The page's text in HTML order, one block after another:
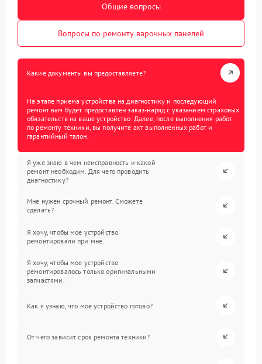
Общие вопросы
Вопросы по ремонту варочных панелей
Какие документы вы предоставляете?
На этапе приема устройства на диагностику и последующий
ремонт вам будет предоставлен заказ-наряд с указанием страховых
обязательств на ваше устройство. Далее, после выполнения работ
по ремонту техники, вы получите акт выполненных работ и
гарантийный талон.
Я уже знаю в чем неисправность и какой
ремонт необходим. Для чего проводить
диагностику?
Мне нужен срочный ремонт. Сможете
сделать?
Я хочу, чтобы мое устройство
ремонтировали при мне.
Я хочу, чтобы мое устройство
ремонтировалось только оригинальными
запчастями.
Как я узнаю, что мое устройство готово?
От чего зависит срок ремонта техники?